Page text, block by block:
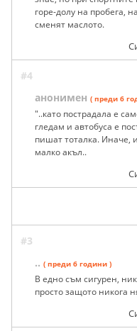
горе-долу на пробега,
сменят маслото.
#4
анонимен ( преди 6
"..като пострадала е
гледам и автобуса е
пишат тоталка. Иначе,
малко акъл..
#3
.. ( преди 6 години )
В едно съм сигурен,
просто защото никога